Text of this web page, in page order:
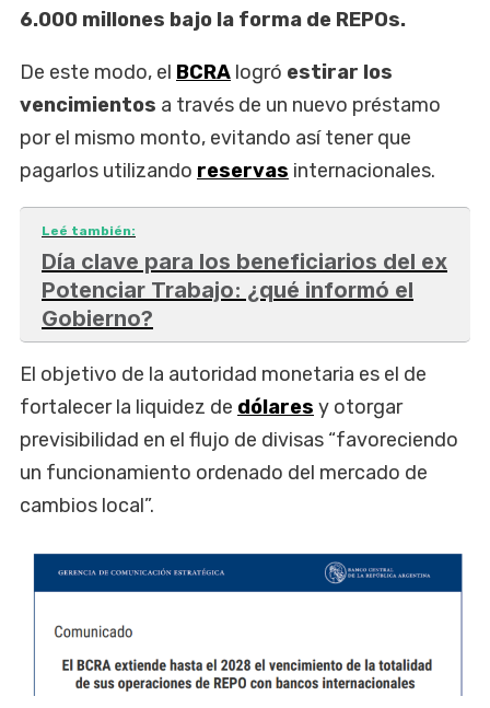
6.000 millones bajo la forma de REPOs.
De este modo, el BCRA logró estirar los
vencimientos a través de un nuevo préstamo
por el mismo monto, evitando así tener que
pagarlos utilizando reservas internacionales.
Leé también:
Día clave para los beneficiarios del ex
Potenciar Trabajo: ¿qué informó el
Gobierno?
El objetivo de la autoridad monetaria es el de
fortalecer la liquidez de dólares y otorgar
previsibilidad en el flujo de divisas “favoreciendo
un funcionamiento ordenado del mercado de
cambios local”.